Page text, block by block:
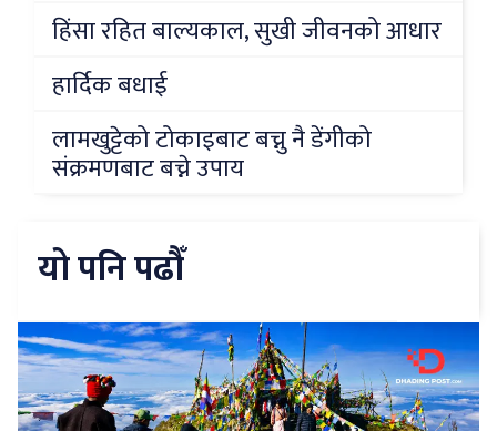
हिंसा रहित बाल्यकाल, सुखी जीवनको आधार
हार्दिक बधाई
लामखुट्टेको टोकाइबाट बच्नु नै डेंगीको
संक्रमणबाट बच्ने उपाय
यो पनि पढौँ